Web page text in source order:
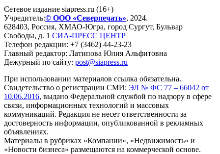
Сетевое издание siapress.ru (16+)
Учредитель:© ООО «Северпечать», 2024.
628403, Россия, ХМАО-Югра, город Сургут, Бульвар
Свободы, д. 1 СИА-ПРЕСС ЦЕНТР
Телефон редакции: +7 (3462) 44-23-23
Главный редактор: Латипова Юлия Альфитовна
Дежурный по сайту: post@siapress.ru
При использовании материалов ссылка обязательна.
Свидетельство о регистрации СМИ: ЭЛ № ФС 77 – 66042 от
10.06.2016, выдано Федеральной службой по надзору в сфере
связи, информационных технологий и массовых
коммуникаций. Редакция не несет ответственности за
достоверность информации, опубликованной в рекламных
объявлениях.
Материалы в рубриках «Компании», «Недвижимость» и
«Новости бизнеса» размещаются на коммерческой основе.